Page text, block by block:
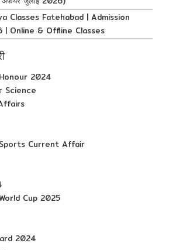
Classes Fatehabad | Admission
| Online & Offline Classes
2024
Science
Current Affair
Cup 2025
2024